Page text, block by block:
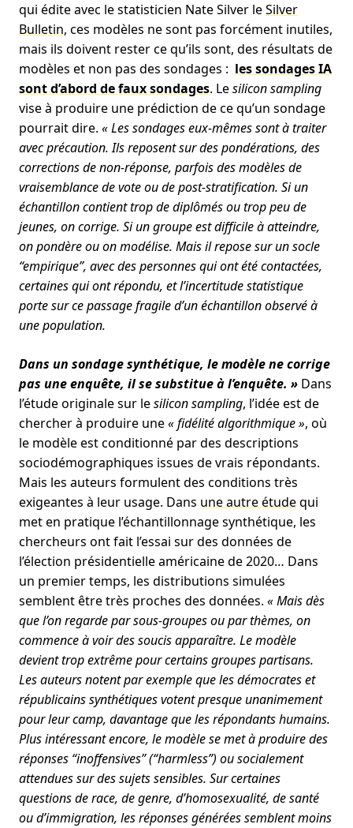
qui édite avec le statisticien Nate Silver leSilver
Bulletin, ces modèles ne sont pas forcément inutiles,
mais ils doivent rester ce qu’ils sont, des résultats de
modèles et non pas des sondages : les sondages IA
sont d’abord de faux sondages. Lesilicon sampling
vise à produire une prédiction de ce qu’un sondage
pourrait dire. « Les sondages eux-mêmes sont à traiter
avec précaution. Ils reposent sur des pondérations, des
corrections de non-réponse, parfois des modèles de
vraisemblance de vote ou de post-stratification. Si un
échantillon contient trop de diplômés ou trop peu de
jeunes, on corrige. Si un groupe est difficile à atteindre,
on pondère ou on modélise. Mais il repose sur un socle
“empirique”, avec des personnes qui ont été contactées,
certaines qui ont répondu, et l’incertitude statistique
porte sur ce passage fragile d’un échantillon observé à
une population.
Dans un sondage synthétique, le modèle ne corrige
pas une enquête, il se substitue à l’enquête. » Dans
l’étude originale sur lesilicon sampling, l’idée est de
chercher à produire une« fidélité algorithmique », où
le modèle est conditionné par des descriptions
sociodémographiques issues de vrais répondants.
Mais les auteurs formulent des conditions très
exigeantes à leur usage. Dans une autre étudequi
met en pratique l’échantillonnage synthétique, les
chercheurs ont fait l’essai sur des données de
l’élection présidentielle américaine de 2020… Dans
un premier temps, les distributions simulées
semblent être très proches des données. « Mais dès
que l’on regarde par sous-groupes ou par thèmes, on
commence à voir des soucis apparaître. Le modèle
devient trop extrême pour certains groupes partisans.
Les auteurs notent par exemple que les démocrates et
républicains synthétiques votent presque unanimement
pour leur camp, davantage que les répondants humains.
Plus intéressant encore, le modèle se met à produire des
réponses “inoffensives” (“harmless”) ou socialement
attendues sur des sujets sensibles. Sur certaines
questions de race, de genre, d’homosexualité, de santé
ou d’immigration, les réponses générées semblent moins